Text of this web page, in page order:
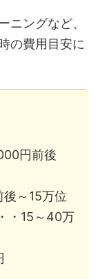
ニングなど、
の費用目安に
円前後
後～15万位
・15～40万